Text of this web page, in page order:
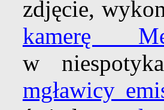
zdjęcie,
kamerę
w
mgławicy